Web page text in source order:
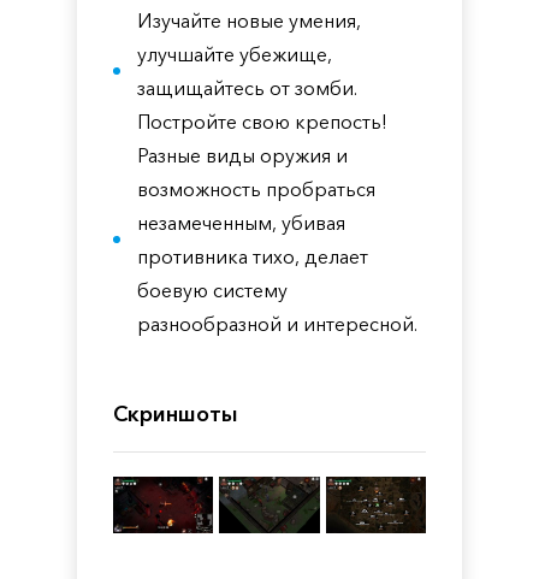
Изучайте новые умения,
улучшайте убежище,
защищайтесь от зомби.
Постройте свою крепость!
Разные виды оружия и
возможность пробраться
незамеченным, убивая
противника тихо, делает
боевую систему
разнообразной и интересной.
Скриншоты